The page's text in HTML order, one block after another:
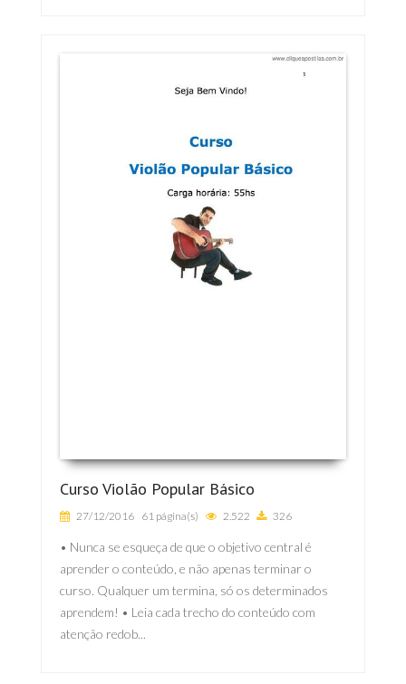
Curso Violão Popular Básico
27/12/2016 61 página(s) 2.522 326
• Nunca se esqueça de que o objetivo central é
aprender o conteúdo, e não apenas terminar o
curso. Qualquer um termina, só os determinados
aprendem! • Leia cada trecho do conteúdo com
atenção redob...